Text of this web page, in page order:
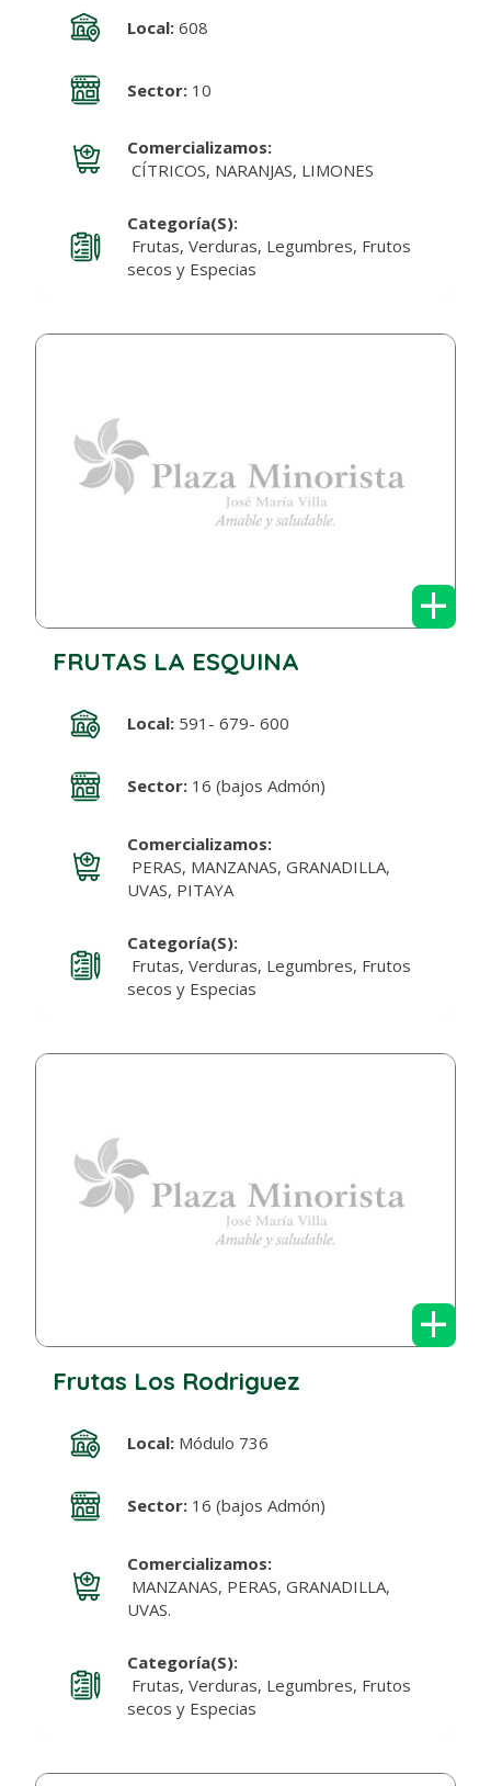
Local:608
Sector:10
Comercializamos:
CÍTRICOS, NARANJAS, LIMONES
Categoría(s):
Frutas, Verduras, Legumbres, Frutos
secos y Especias
+
FRUTAS LA ESQUINA
Local:591- 679- 600
Sector:16 (bajos Admón)
Comercializamos:
PERAS, MANZANAS, GRANADILLA,
UVAS, PITAYA
Categoría(s):
Frutas, Verduras, Legumbres, Frutos
secos y Especias
+
Frutas Los Rodriguez
Local:Módulo 736
Sector:16 (bajos Admón)
Comercializamos:
MANZANAS, PERAS, GRANADILLA,
UVAS.
Categoría(s):
Frutas, Verduras, Legumbres, Frutos
secos y Especias